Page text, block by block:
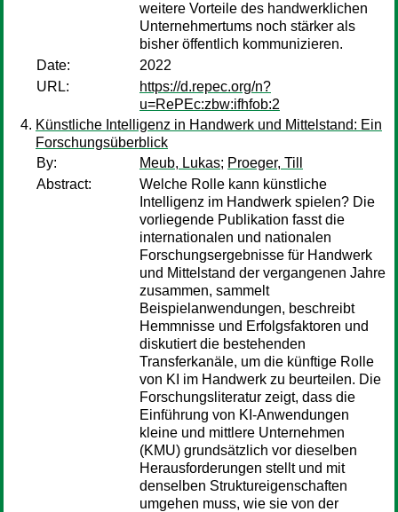
weitere Vorteile des handwerklichen
Unternehmertums noch stärker als
bisher öffentlich kommunizieren.
Date:
2022
URL:
https://d.repec.org/n?
u=RePEc:zbw:ifhfob:2
Künstliche Intelligenz in Handwerk und Mittelstand: Ein
Forschungsüberblick
By:
Meub, Lukas; Proeger, Till
Abstract:
Welche Rolle kann künstliche
Intelligenz im Handwerk spielen? Die
vorliegende Publikation fasst die
internationalen und nationalen
Forschungsergebnisse für Handwerk
und Mittelstand der vergangenen Jahre
zusammen, sammelt
Beispielanwendungen, beschreibt
Hemmnisse und Erfolgsfaktoren und
diskutiert die bestehenden
Transferkanäle, um die künftige Rolle
von KI im Handwerk zu beurteilen. Die
Forschungsliteratur zeigt, dass die
Einführung von KI-Anwendungen
kleine und mittlere Unternehmen
(KMU) grundsätzlich vor dieselben
Herausforderungen stellt und mit
denselben Struktureigenschaften
umgehen muss, wie sie von der